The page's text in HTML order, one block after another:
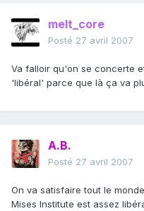
melt_core
Posté 27 avril 2007
Va falloir qu'on se concerte
'libéral' parce que là ça va
A.B.
Posté 27 avril 2007
On va satisfaire tout le
Mises Institute est assez